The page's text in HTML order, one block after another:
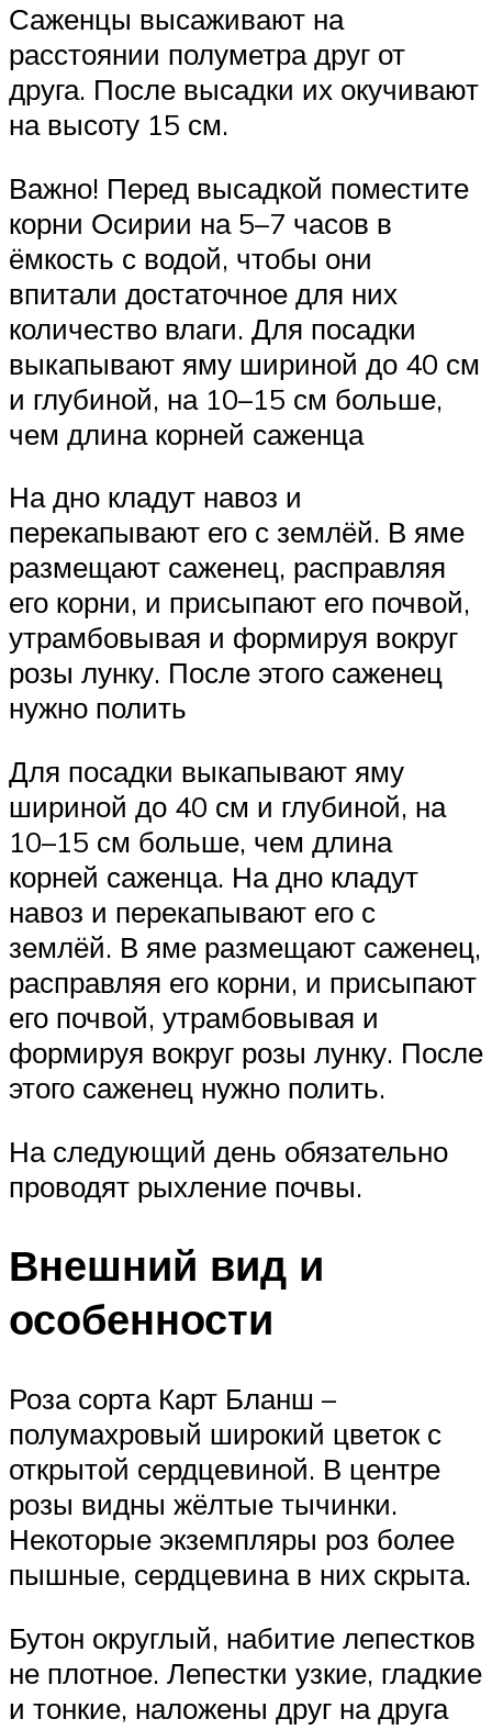
Саженцы высаживают на
расстоянии полуметра друг от
друга. После высадки их окучивают
на высоту 15 см.
Важно! Перед высадкой поместите
корни Осирии на 5–7 часов в
ёмкость с водой, чтобы они
впитали достаточное для них
количество влаги. Для посадки
выкапывают яму шириной до 40 см
и глубиной, на 10–15 см больше,
чем длина корней саженца
На дно кладут навоз и
перекапывают его с землёй. В яме
размещают саженец, расправляя
его корни, и присыпают его почвой,
утрамбовывая и формируя вокруг
розы лунку. После этого саженец
нужно полить
Для посадки выкапывают яму
шириной до 40 см и глубиной, на
10–15 см больше, чем длина
корней саженца. На дно кладут
навоз и перекапывают его с
землёй. В яме размещают саженец,
расправляя его корни, и присыпают
его почвой, утрамбовывая и
формируя вокруг розы лунку. После
этого саженец нужно полить.
На следующий день обязательно
проводят рыхление почвы.
Внешний вид и
особенности
Роза сорта Карт Бланш –
полумахровый широкий цветок с
открытой сердцевиной. В центре
розы видны жёлтые тычинки.
Некоторые экземпляры роз более
пышные, сердцевина в них скрыта.
Бутон округлый, набитие лепестков
не плотное. Лепестки узкие, гладкие
и тонкие, наложены друг на друга